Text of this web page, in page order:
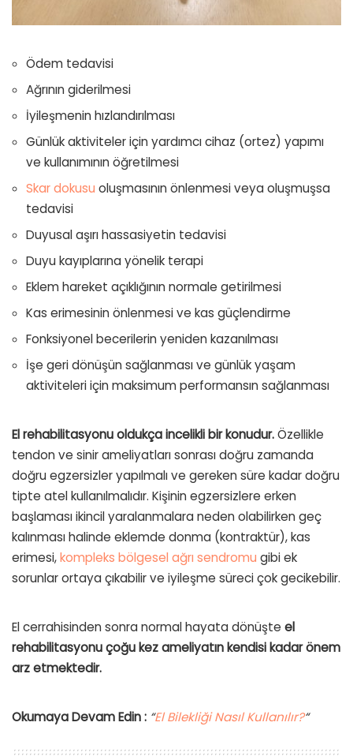
Ödem tedavisi
Ağrının giderilmesi
İyileşmenin hızlandırılması
Günlük aktiviteler için yardımcı cihaz (ortez) yapımı
ve kullanımının öğretilmesi
Skar dokusu oluşmasının önlenmesi veya oluşmuşsa
tedavisi
Duyusal aşırı hassasiyetin tedavisi
Duyu kayıplarına yönelik terapi
Eklem hareket açıklığının normale getirilmesi
Kas erimesinin önlenmesi ve kas güçlendirme
Fonksiyonel becerilerin yeniden kazanılması
İşe geri dönüşün sağlanması ve günlük yaşam
aktiviteleri için maksimum performansın sağlanması
El rehabilitasyonu oldukça incelikli bir konudur.Özellikle
tendon ve sinir ameliyatları sonrası doğru zamanda
doğru egzersizler yapılmalı ve gereken süre kadar doğru
tipte atel kullanılmalıdır. Kişinin egzersizlere erken
başlaması ikincil yaralanmalara neden olabilirken geç
kalınması halinde eklemde donma (kontraktür), kas
erimesi,kompleks bölgesel ağrı sendromu gibi ek
sorunlar ortaya çıkabilir ve iyileşme süreci çok gecikebilir.
El cerrahisinden sonra normal hayata dönüşte el
rehabilitasyonu çoğu kez ameliyatın kendisi kadar önem
arz etmektedir.
Okumaya Devam Edin : “El Bilekliği Nasıl Kullanılır?“